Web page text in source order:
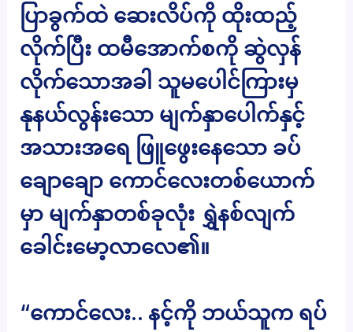
ပြာခွက်ထဲ ဆေးလိပ်ကို ထိုးထည့်
လိုက်ပြီး ထမီအောက်စကို ဆွဲလှန်
လိုက်သောအခါ သူမပေါင်ကြားမှ
နုနယ်လွန်းသော မျက်နှာပေါက်နှင့်
အသားအရေ ဖြူဖွေးနေသော ခပ်
ချောချော ကောင်လေးတစ်ယောက်
မှာ မျက်နှာတစ်ခုလုံး ရွှဲနစ်လျက်
ခေါင်းမော့လာလေ၏။
“ကောင်လေး.. နင့်ကို ဘယ်သူက ရပ်